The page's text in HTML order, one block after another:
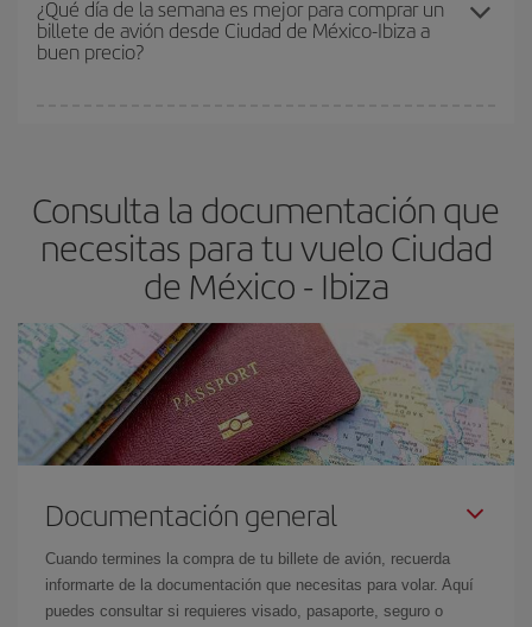
asegura el vuelo más barato.
¿Qué día de la semana es mejor para comprar un
billete de avión desde Ciudad de México-Ibiza a
buen precio?
avión más baratos te saldrán. Además, si buscas los vuelos con
las fechas y los horarios del viaje un poco abiertos, podráselegir
el precio más barato.
Consulta la documentación que
necesitas para tu vuelo Ciudad
de México - Ibiza
Documentación general
Cuando termines la compra de tu billete de avión, recuerda
informarte de la documentación que necesitas para volar. Aquí
puedes consultar si requieres visado, pasaporte, seguro o